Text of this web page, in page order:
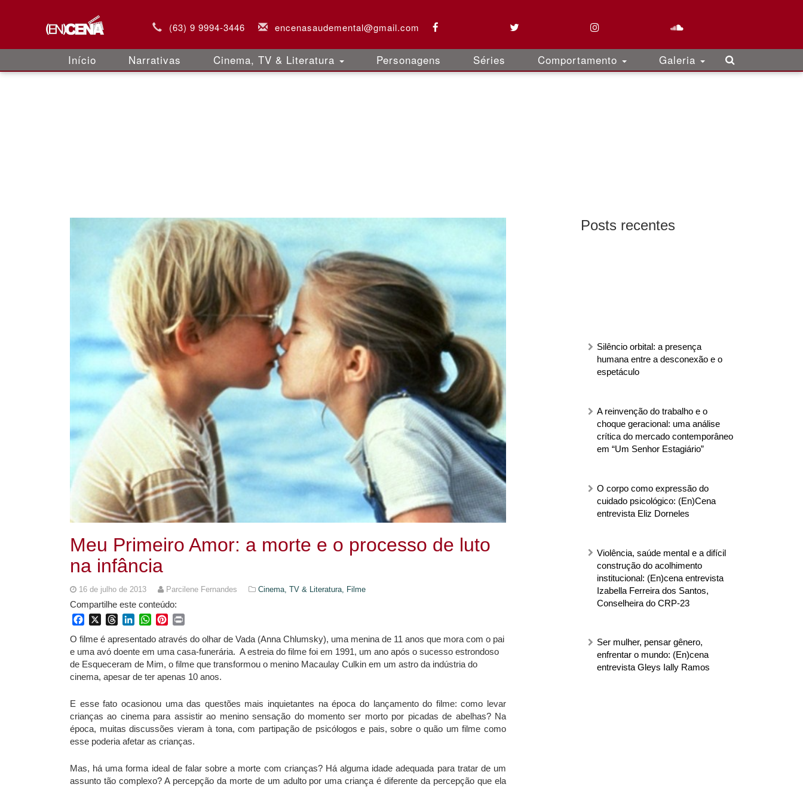
(63) 9 9994-3446 encenasaudemental@gmail.com
Início Narrativas Cinema, TV & Literatura Personagens Séries Comportamento Galeria
Posts recentes
Silêncio orbital: a presença
humana entre a desconexão e o
espetáculo
A reinvenção do trabalho e o
choque geracional: uma análise
crítica do mercado contemporâneo
em “Um Senhor Estagiário”
O corpo como expressão do
cuidado psicológico: (En)Cena
entrevista Eliz Dorneles
Violência, saúde mental e a difícil
construção do acolhimento
institucional: (En)cena entrevista
Izabella Ferreira dos Santos,
Conselheira do CRP-23
Ser mulher, pensar gênero,
enfrentar o mundo: (En)cena
entrevista Gleys Ially Ramos
Meu Primeiro Amor: a morte e o processo de luto
na infância
16 de julho de 2013 Parcilene Fernandes Cinema, TV & Literatura, Filme
Compartilhe este conteúdo:
FacebookThreadsLinkedInWhatsApp
Pinterest
O filme é apresentado através do olhar de Vada (Anna Chlumsky), uma menina de 11 anos que mora com o pai
e uma avó doente em uma casa-funerária. A estreia do filme foi em 1991, um ano após o sucesso estrondoso
de Esqueceram de Mim, o filme que transformou o menino Macaulay Culkin em um astro da indústria do
cinema, apesar de ter apenas 10 anos.
E esse fato ocasionou uma das questões mais inquietantes na época do lançamento do filme: como levar
crianças ao cinema para assistir ao menino sensação do momento ser morto por picadas de abelhas? Na
época, muitas discussões vieram à tona, com partipação de psicólogos e pais, sobre o quão um filme como
esse poderia afetar as crianças.
Mas, há uma forma ideal de falar sobre a morte com crianças? Há alguma idade adequada para tratar de um
assunto tão complexo? A percepção da morte de um adulto por uma criança é diferente da percepção que ela